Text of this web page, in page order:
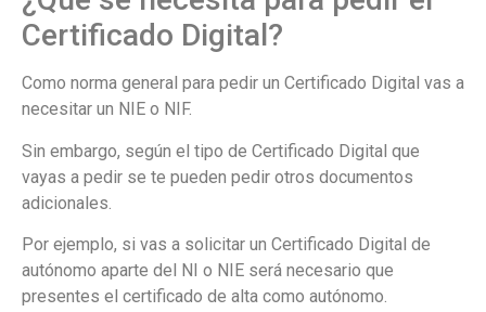
Certificado Digital?
Como norma general para pedir un Certificado Digital vas a
necesitar un NIE o NIF.
Sin embargo, según el tipo de Certificado Digital que
vayas a pedir se te pueden pedir otros documentos
adicionales.
Por ejemplo, si vas a solicitar un Certificado Digital de
autónomo aparte del NI o NIE será necesario que
presentes el certificado de alta como autónomo.